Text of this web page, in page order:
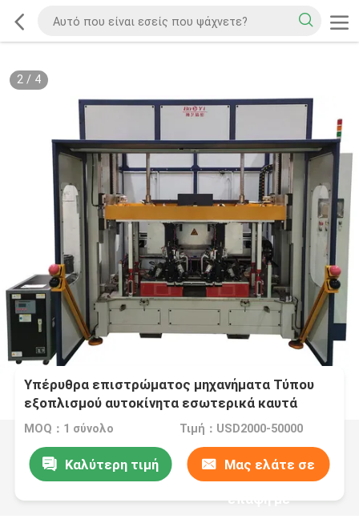
2/ 4
Υπέρυθρα επιστρώματος μηχανήματα Τύπου
εξοπλισμού αυτοκίνητα εσωτερικά καυτά
MOQ：1 σύνολο Τιμή：USD2000-50000
Καλύτερη τιμή Μας ελάτε σε
επαφή με